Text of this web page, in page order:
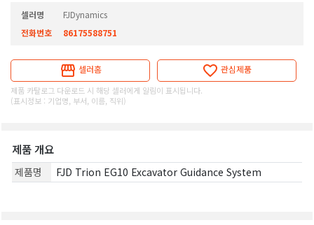
셀러명
FJDynamics
전화번호
86175588751
셀러홈 관심제품
제품 카탈로그 다운로드 시 해당 셀러에게 알림이 표시됩니다.
(표시정보 : 기업명, 부서, 이름, 직위)
제품 개요
제품명 FJD Trion EG10 Excavator Guidance System